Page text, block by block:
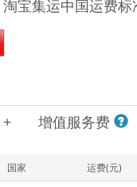
淘宝集运中国运费标
+ 增值服务费
国家 运费(元)